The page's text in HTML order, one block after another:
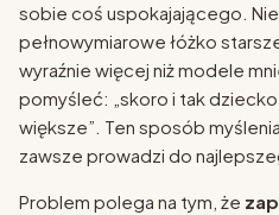
sobie coś uspokajającego.
pełnowymiarowe łóżko
wyraźnie więcej niż modele
pomyśleć: „skoro i tak
większe”. Ten sposób
zawsze prowadzi do
Problem polega na tym, że